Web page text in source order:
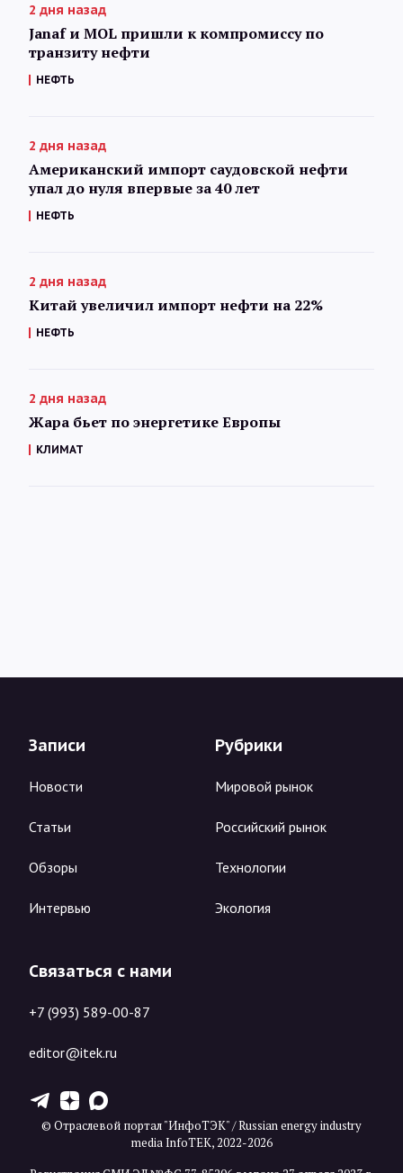
2 дня назад
Janaf и MOL пришли к компромиссу по
транзиту нефти
НЕФТЬ
2 дня назад
Американский импорт саудовской нефти
упал до нуля впервые за 40 лет
НЕФТЬ
2 дня назад
Китай увеличил импорт нефти на 22%
НЕФТЬ
2 дня назад
Жара бьет по энергетике Европы
КЛИМАТ
Записи
Новости
Статьи
Обзоры
Интервью
Рубрики
Мировой рынок
Российский рынок
Технологии
Экология
Связаться с нами
+7 (993) 589-00-87
editor@itek.ru
T Z X
© Отраслевой портал "ИнфоТЭК" / Russian energy industry
media InfoTEK, 2022-2026